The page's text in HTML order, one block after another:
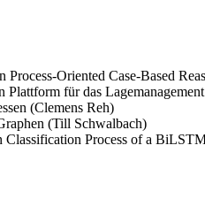
Oriented Case-Based
Plattform für das
(Clemens Reh)
(Till Schwalbach)
Process of a